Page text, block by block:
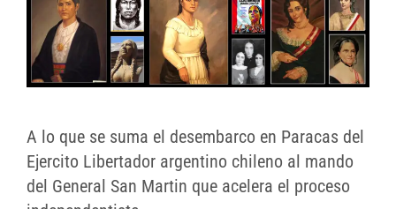
A lo que se suma el desembarco en Paracas del
Ejercito Libertador argentino chileno al mando
del General San Martin que acelera el proceso